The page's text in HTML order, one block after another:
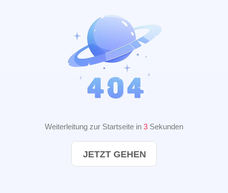
Weiterleitung zur Startseite in 2 Sekunden
JETZT GEHEN